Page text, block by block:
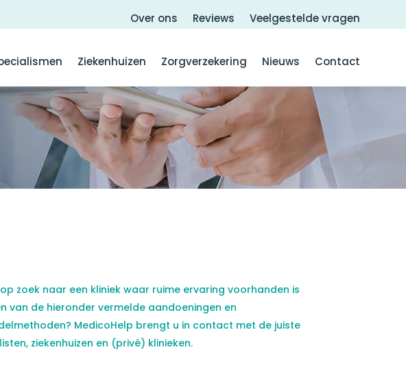
Over ons Reviews Veelgestelde vragen
Ziekenhuizen Zorgverzekering Nieuws Contact
zoek naar een kliniek waar ruime ervaring voorhanden is
van de hieronder vermelde aandoeningen en
MedicoHelp brengt u in contact met de juiste
ziekenhuizen en (privé) klinieken.